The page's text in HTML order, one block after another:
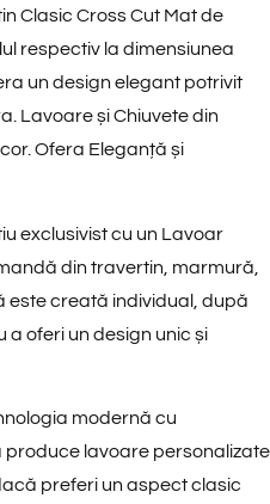
Clasic Cross Cut Mat de
respectiv la dimensiunea
un design elegant potrivit
Lavoare și Chiuvete din
Ofera Eleganță și
exclusivist cu un Lavoar
din travertin, marmură,
este creată individual, după
a oferi un design unic și
modernă cu
lavoare personalizate
preferi un aspect clasic